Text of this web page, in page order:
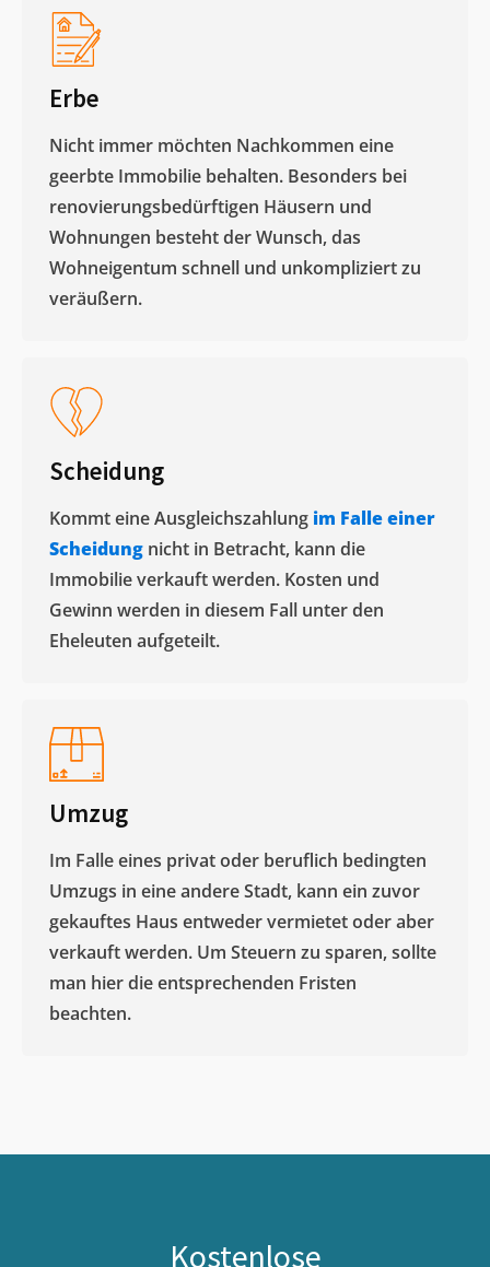
Erbe
Nicht immer möchten Nachkommen eine
geerbte Immobilie behalten. Besonders bei
renovierungsbedürftigen Häusern und
Wohnungen besteht der Wunsch, das
Wohneigentum schnell und unkompliziert zu
veräußern. ​
Scheidung
Kommt eine Ausgleichszahlung im Falle einer
Scheidung nicht in Betracht, kann die
Immobilie verkauft werden. Kosten und
Gewinn werden in diesem Fall unter den
Eheleuten aufgeteilt.​
Umzug
Im Falle eines privat oder beruflich bedingten
Umzugs in eine andere Stadt, kann ein zuvor
gekauftes Haus entweder vermietet oder aber
verkauft werden. Um Steuern zu sparen, sollte
man hier die entsprechenden Fristen
beachten.
Kostenlose